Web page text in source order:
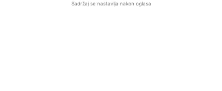
Sadržaj se nastavlja nakon oglasa